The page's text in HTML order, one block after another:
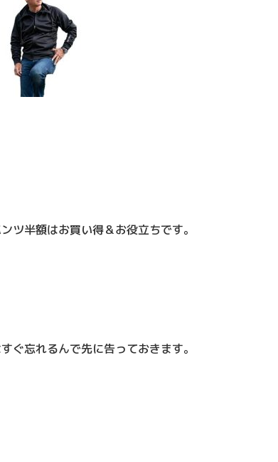
ツ半額はお買い得＆お役立ちです。
ぐ忘れるんで先に告っておきます。